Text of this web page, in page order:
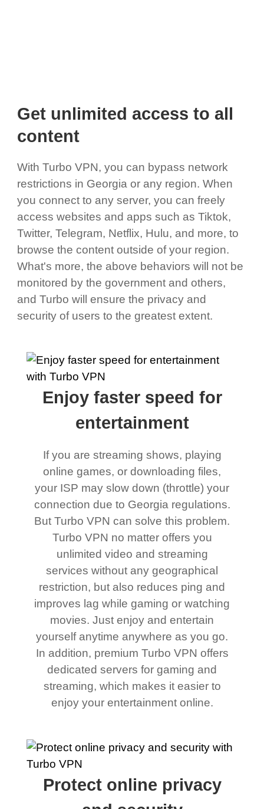
Get unlimited access to all
content
With Turbo VPN, you can bypass network
restrictions in Georgia or any region. When
you connect to any server, you can freely
access websites and apps such as Tiktok,
Twitter, Telegram, Netflix, Hulu, and more, to
browse the content outside of your region.
What's more, the above behaviors will not be
monitored by the government and others,
and Turbo will ensure the privacy and
security of users to the greatest extent.
Enjoy faster speed for
entertainment
If you are streaming shows, playing
online games, or downloading files,
your ISP may slow down (throttle) your
connection due to Georgia regulations.
But Turbo VPN can solve this problem.
Turbo VPN no matter offers you
unlimited video and streaming
services without any geographical
restriction, but also reduces ping and
improves lag while gaming or watching
movies. Just enjoy and entertain
yourself anytime anywhere as you go.
In addition, premium Turbo VPN offers
dedicated servers for gaming and
streaming, which makes it easier to
enjoy your entertainment online.
Protect online privacy